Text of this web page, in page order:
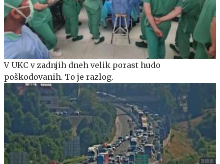
V UKC v zadnjih dneh velik porast hudo
poškodovanih. To je razlog.